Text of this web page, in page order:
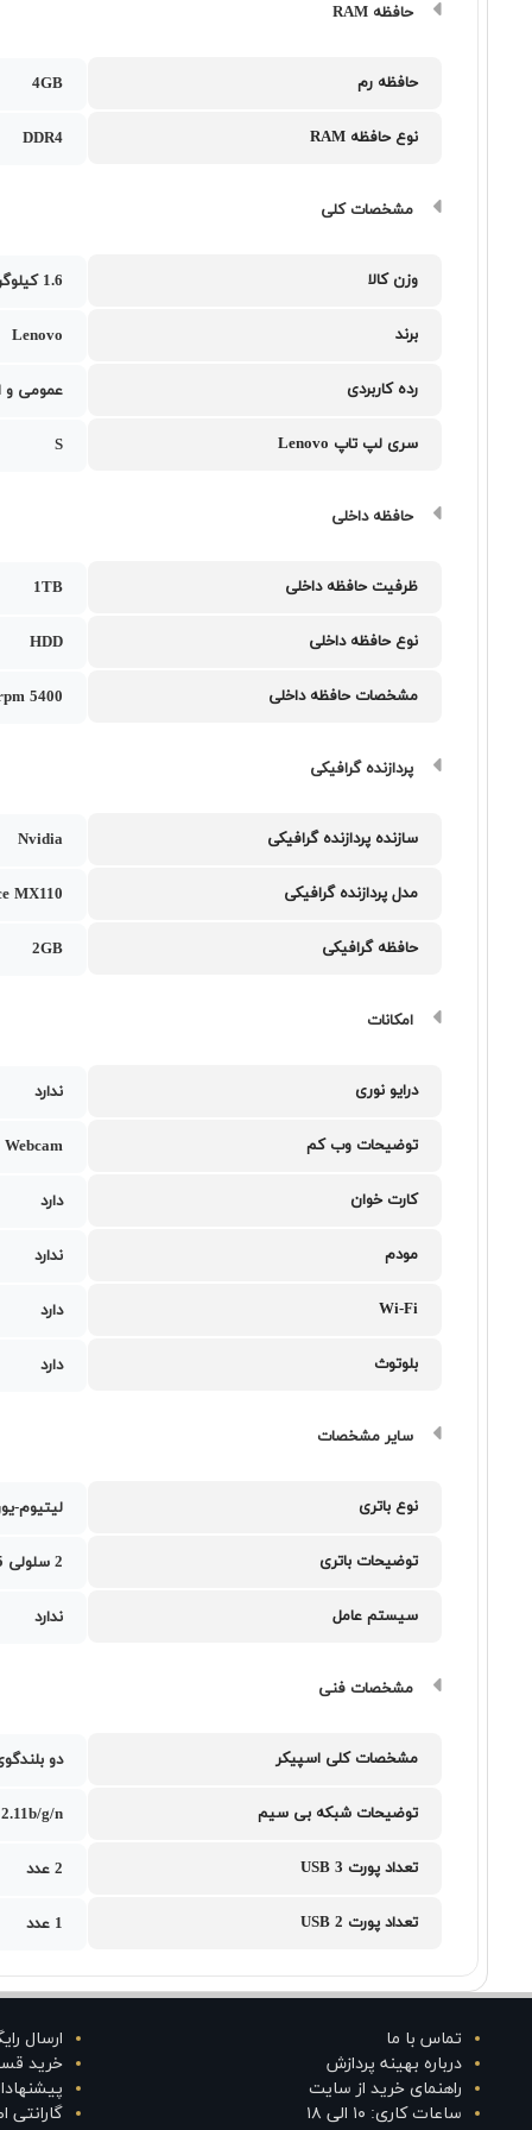
حافظه RAM
حافظه رم 4GB
نوع حافظه RAM DDR4
مشخصات کلی
وزن کالا 1.6 کیلوگرم
برند Lenovo
رده کاربردی عمومی و
سری لپ تاپ Lenovo S
حافظه داخلی
ظرفیت حافظه داخلی 1TB
نوع حافظه داخلی HDD
مشخصات حافظه داخلی 5400 rpm
پردازنده گرافیکی
سازنده پردازنده گرافیکی Nvidia
مدل پردازنده گرافیکی MX110
حافظه گرافیکی 2GB
امکانات
درایو نوری ندارد
توضیحات وب کم
کارت خوان دارد
مودم ندارد
Wi-Fi دارد
بلوتوث دارد
سایر مشخصات
نوع باتری لیتیوم-
توضیحات باتری 2 سلولی 35 وات ساعت
سیستم عامل ندارد
مشخصات فنی
مشخصات کلی اسپیکر دو بلندگوی 1.5 وات با
توضیحات شبکه بی سیم g/n
تعداد پورت USB 3 2 عدد
تعداد پورت USB 2 1 عدد
تماس با ما
درباره بهینه پردازش
راهنمای خرید از سایت
ساعات کاری: ۱۰ الی ۱۸
ارسال
خرید